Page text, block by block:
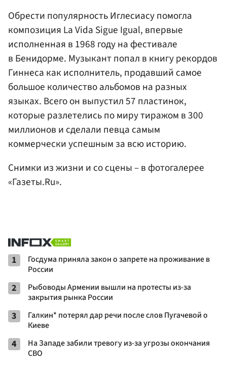
Обрести популярность Иглесиасу помогла
композиция La Vida Sigue Igual, впервые
исполненная в 1968 году на фестивале
в Бенидорме. Музыкант попал в книгу рекордов
Гиннеса как исполнитель, продавший самое
большое количество альбомов на разных
языках. Всего он выпустил 57 пластинок,
которые разлетелись по миру тиражом в 300
миллионов и сделали певца самым
коммерчески успешным за всю историю.
Снимки из жизни и со сцены – в фотогалерее
«Газеты.Ru».
1
Госдума приняла закон о запрете на проживание в
России
2
Рыбоводы Армении вышли на протесты из-за
закрытия рынка России
3
Галкин* потерял дар речи после слов Пугачевой о
Киеве
4
На Западе забили тревогу из-за угрозы окончания
СВО